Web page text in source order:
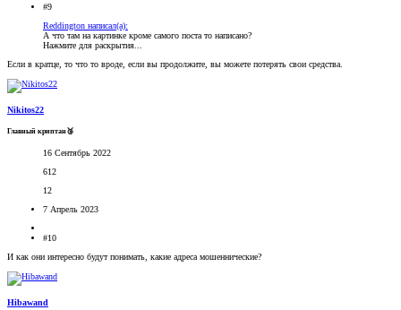
#9
Reddington написал(а):
А что там на картинке кроме самого поста то написано?
Нажмите для раскрытия...
Если в кратце, то что то вроде, если вы продолжите, вы можете потерять свои средства.
Nikitos22
Главный криптан🥉
16 Сентябрь 2022
612
12
7 Апрель 2023
#10
И как они интересно будут понимать, какие адреса мошеннические?
Hibawand